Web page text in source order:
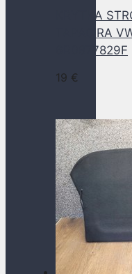
KRYTKA
TAPACIRA
6R0877829F
19 €